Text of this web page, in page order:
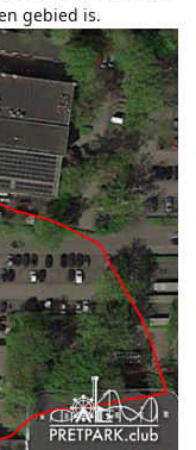
gebied is.